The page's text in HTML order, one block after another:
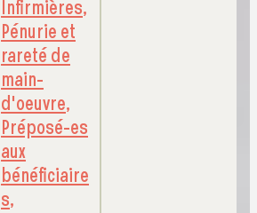
Infirmières,
Pénurie et
rareté de
main-
d'oeuvre,
Préposé-es
aux
bénéficiaire
s,